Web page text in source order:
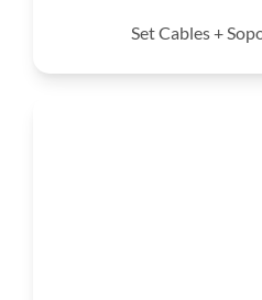
Set Cables +